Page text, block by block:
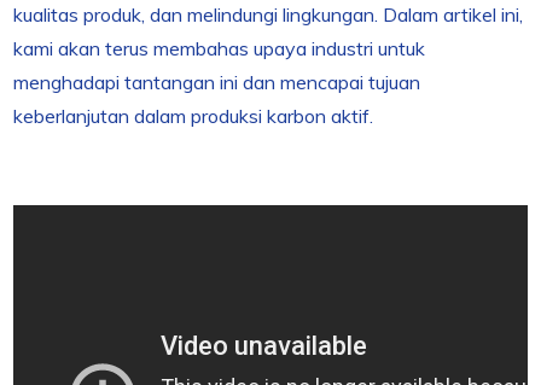
kualitas produk, dan melindungi lingkungan. Dalam artikel ini,
kami akan terus membahas upaya industri untuk
menghadapi tantangan ini dan mencapai tujuan
keberlanjutan dalam produksi karbon aktif.